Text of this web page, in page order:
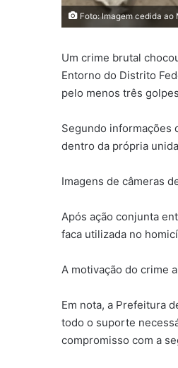
Foto: Imagem cedida ao
Um crime brutal
Entorno do Distrito
pelo menos três
Segundo informações
dentro da própria
Imagens de câmeras
Após ação conjunta
faca utilizada no
A motivação do crime
Em nota, a Prefeitura
todo o suporte
compromisso com a